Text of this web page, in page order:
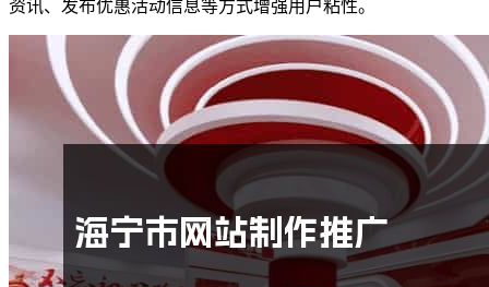
资讯、发布优惠活动信息等方式增强用户粘性。